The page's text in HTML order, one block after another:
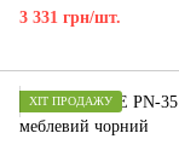
3 331 грн/шт.
ХІТ ПРОДАЖУ